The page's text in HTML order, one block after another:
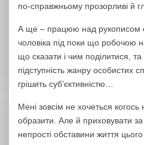
по-справжньому прозорливі й
А ще – працюю над рукописом
чоловіка під поки що робочою
що сказати і чим поділитися,
підступність жанру особистих
грішить суб’єктивністю…
Мені зовсім не хочеться
образити. Але й приховувати
непрості обставини життя